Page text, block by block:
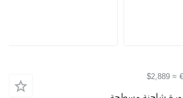
≈ $2,889